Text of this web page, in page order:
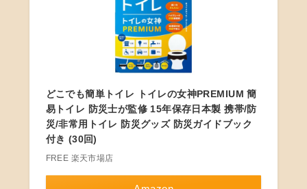
どこでも簡単トイレ トイレの女神PREMIUM 簡
易トイレ 防災士が監修 15年保存日本製 携帯/防
災/非常用トイレ 防災グッズ 防災ガイドブック
付き (30回)
FREE 楽天市場店